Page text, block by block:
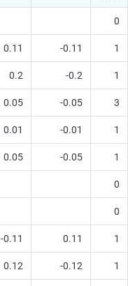
0
0.11 -0.11 1
0.2 -0.2 1
0.05 -0.05 3
0.01 -0.01 1
0.05 -0.05 1
0
0
-0.11 0.11 1
0.12 -0.12 1